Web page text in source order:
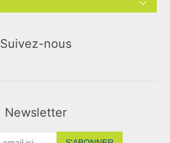
Suivez-nous
Newsletter